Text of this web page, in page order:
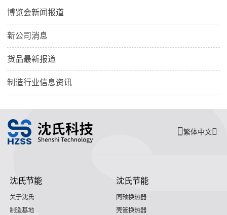
博览会新闻报道
新公司消息
货品最新报道
制造行业信息资讯
繁体中文
沈氏节能
关于沈氏
制造基地
沈氏节能
同轴换热器
壳管换热器